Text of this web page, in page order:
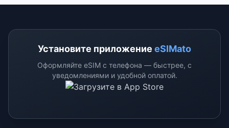
Установите приложение eSIMato
Оформляйте eSIM с телефона — быстрее, с
уведомлениями и удобной оплатой.